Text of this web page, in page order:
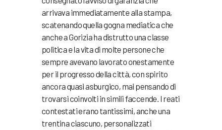
arrivava immediatamente alla stampa,
scatenando quella gogna mediatica che
anche a Gorizia ha distrutto una classe
politica e la vita di molte persone che
sempre avevano lavorato onestamente
per il progresso della città, con spirito
ancora quasi asburgico, mai pensando di
trovarsi coinvolti in simili faccende. I reati
contestati erano tantissimi, anche una
trentina ciascuno, personalizzati